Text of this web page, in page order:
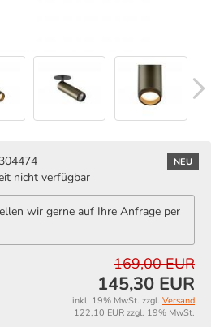
NEU
nicht verfügbar
wir gerne auf Ihre Anfrage per
169,00 EUR
145,30 EUR
inkl. 19% MwSt. zzgl. Versand
122,10 EUR zzgl. 19% MwSt.